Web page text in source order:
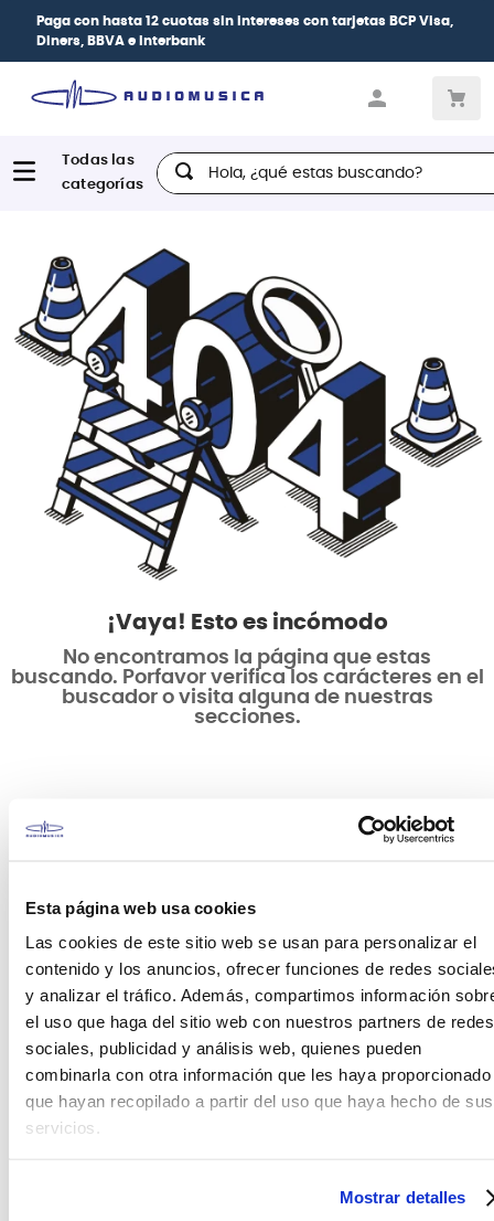
Esta página web usa cookies
Las cookies de este sitio web se usan para personalizar el
contenido y los anuncios, ofrecer funciones de redes
y analizar el tráfico. Además, compartimos información
el uso que haga del sitio web con nuestros partners de redes
sociales, publicidad y análisis web, quienes pueden
combinarla con otra información que les haya proporcionado
que hayan recopilado a partir del uso que haya hecho de sus
servicios.
Mostrar detalles
Paga con hasta 12 cuotas sin intereses con tarjetas BCP Visa,
Diners, BBVA e Interbank
Hola, ¿qué estas buscando?
¡Vaya! Esto es incómodo
No encontramos la página que estas
buscando. Porfavor verifica los carácteres en el
buscador o visita alguna de nuestras
secciones.